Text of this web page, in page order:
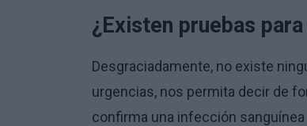
¿Existen pruebas
Desgraciadamente, no existe
urgencias, nos permita decir de
confirma una infección